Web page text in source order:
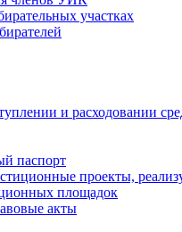
участках
и расходовании
паспорт
проекты,
площадок
акты